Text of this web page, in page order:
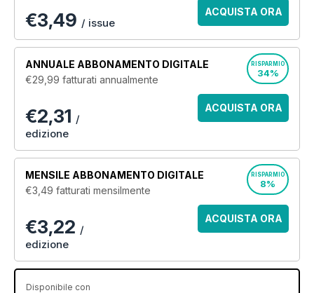
€3,49 / issue
ACQUISTA ORA
ANNUALE ABBONAMENTO DIGITALE
€29,99 fatturati annualmente
RISPARMIO
34%
€2,31 /
edizione
ACQUISTA ORA
MENSILE ABBONAMENTO DIGITALE
€3,49 fatturati mensilmente
RISPARMIO
8%
€3,22 /
edizione
ACQUISTA ORA
Disponibile con